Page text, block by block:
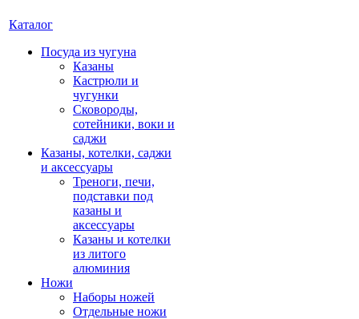
Каталог
Посуда из чугуна
Казаны
Кастрюли и
чугунки
Сковороды,
сотейники, воки и
саджи
Казаны, котелки, саджи
и аксессуары
Треноги, печи,
подставки под
казаны и
аксессуары
Казаны и котелки
из литого
алюминия
Ножи
Наборы ножей
Отдельные ножи